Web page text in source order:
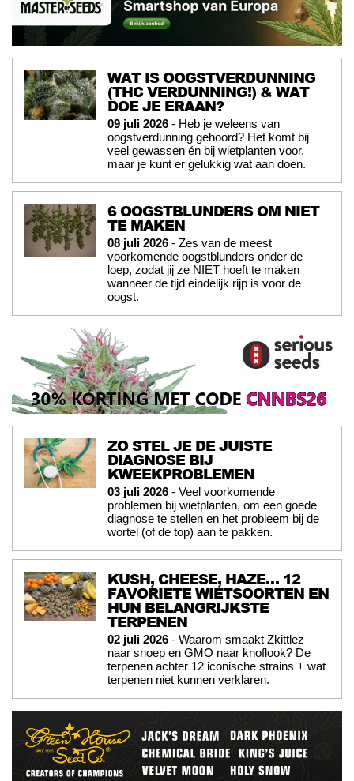
WAT IS OOGSTVERDUNNING
(THC VERDUNNING!) & WAT
DOE JE ERAAN?
09 juli 2026 - Heb je weleens van
oogstverdunning gehoord? Het komt bij
veel gewassen én bij wietplanten voor,
maar je kunt er gelukkig wat aan doen.
6 OOGSTBLUNDERS OM NIET
TE MAKEN
08 juli 2026 - Zes van de meest
voorkomende oogstblunders onder de
loep, zodat jij ze NIET hoeft te maken
wanneer de tijd eindelijk rijp is voor de
oogst.
ZO STEL JE DE JUISTE
DIAGNOSE BIJ
KWEEKPROBLEMEN
03 juli 2026 - Veel voorkomende
problemen bij wietplanten, om een goede
diagnose te stellen en het probleem bij de
wortel (of de top) aan te pakken.
KUSH, CHEESE, HAZE… 12
FAVORIETE WIETSOORTEN EN
HUN BELANGRIJKSTE
TERPENEN
02 juli 2026 - Waarom smaakt Zkittlez
naar snoep en GMO naar knoflook? De
terpenen achter 12 iconische strains + wat
terpenen niet kunnen verklaren.